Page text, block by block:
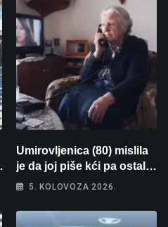
Umirovljenica (80) mislila
je da joj piše kći pa ostala
bez 1000 eura
5. KOLOVOZA 2026.